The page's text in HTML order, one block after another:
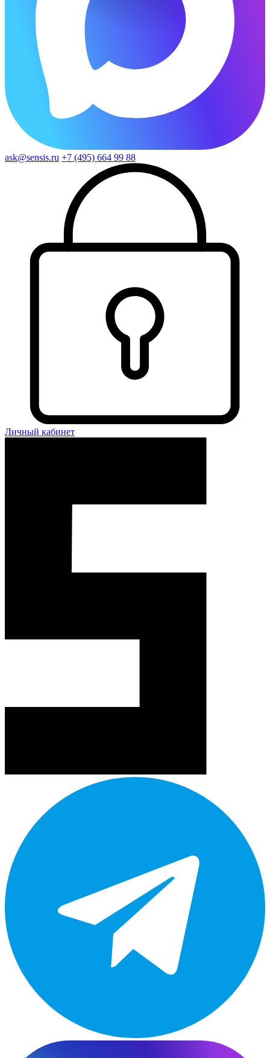
ask@sensis.ru +7 (495) 664 99 88
Личный кабинет